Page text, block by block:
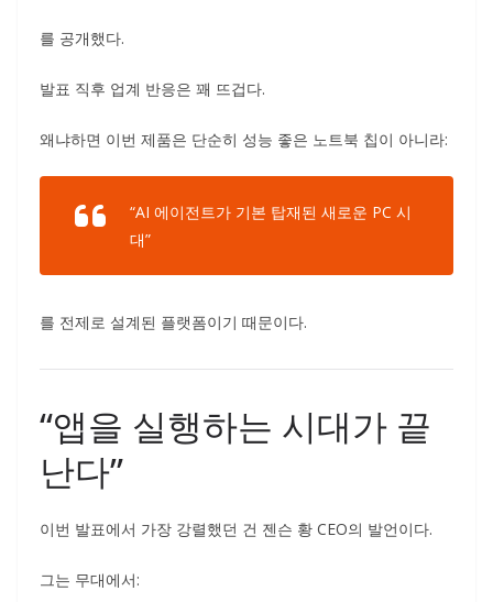
를 공개했다.
발표 직후 업계 반응은 꽤 뜨겁다.
왜냐하면 이번 제품은 단순히 성능 좋은 노트북 칩이 아니라:
“AI 에이전트가 기본 탑재된 새로운 PC 시
대”
를 전제로 설계된 플랫폼이기 때문이다.
“앱을 실행하는 시대가 끝
난다”
이번 발표에서 가장 강렬했던 건 젠슨 황 CEO의 발언이다.
그는 무대에서: